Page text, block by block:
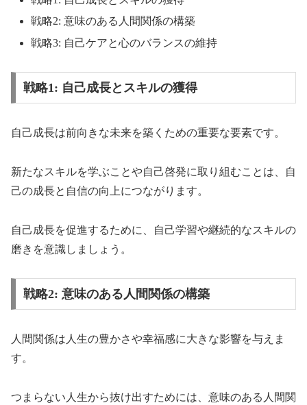
戦略2: 意味のある人間関係の構築
戦略3: 自己ケアと心のバランスの維持
戦略1: 自己成長とスキルの獲得
自己成長は前向きな未来を築くための重要な要素です。
新たなスキルを学ぶことや自己啓発に取り組むことは、自
己の成長と自信の向上につながります。
自己成長を促進するために、自己学習や継続的なスキルの
磨きを意識しましょう。
戦略2: 意味のある人間関係の構築
人間関係は人生の豊かさや幸福感に大きな影響を与えま
す。
つまらない人生から抜け出すためには、意味のある人間関